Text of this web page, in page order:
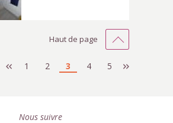
Haut de page
1 2 3 4 5
Nous suivre